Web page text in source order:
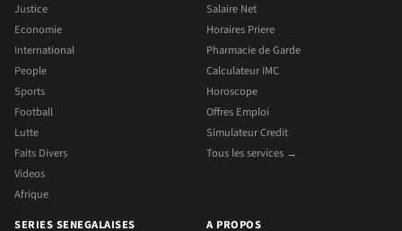
Justice
Economie
International
People
Sports
Football
Lutte
Faits Divers
Videos
Afrique
Salaire Net
Horaires Priere
Pharmacie de Garde
Calculateur IMC
Horoscope
Offres Emploi
Simulateur Credit
Tous les services →
SERIES SENEGALAISES
A PROPOS